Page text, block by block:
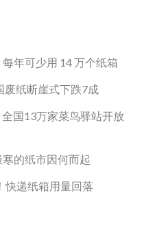
年可少用 14 万个纸箱
废纸断崖式下跌7成
国13万家菜鸟驿站开放
的纸市因何而起
快递纸箱用量回落